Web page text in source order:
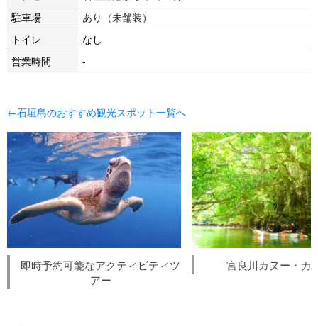
駐車場
あり（未舗装）
トイレ
なし
営業時間
-
←石垣島のおすすめ観光スポット一覧へ
即時予約可能なアクティビティツ
アー
宮良川カヌー・カ